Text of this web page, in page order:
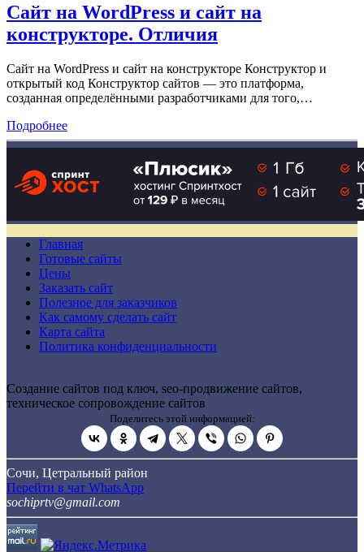
Сайт на WordPress и сайт на
конструкторе. Отличия
Сайт на WordPress и сайт на конструкторе Конструктор и
открытый код Конструктор сайтов — это платформа,
созданная определёнными разработчиками для того,…
Подробнее
Главная
Готовые сайты
Цены
Заказать сайт
Полезное для заказчиков
Как самому сделать сайт
Карта сайта
Политика конфиденциальности
Создание сайтов под ключ, seo-продвижение сайтов,
техническое сопровождение сайтов
Поделитесь этой информацией:
Сочи, Цетральный район
Перейти в чат WhatsApp
sochiprtv@gmail.com